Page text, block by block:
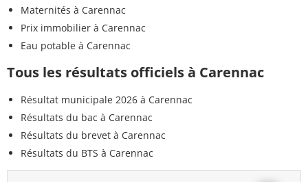
Maternités à Carennac
Prix immobilier à Carennac
Eau potable à Carennac
Tous les résultats officiels à Carennac
Résultat municipale 2026 à Carennac
Résultats du bac à Carennac
Résultats du brevet à Carennac
Résultats du BTS à Carennac